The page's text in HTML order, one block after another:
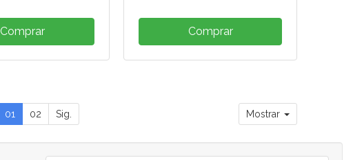
Comprar Comprar
01 02 Sig. Mostrar